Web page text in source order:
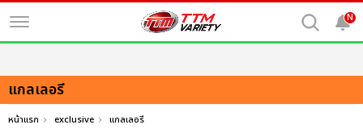
N
แกลเลอรี
หน้าแรก exclusive แกลเลอรี